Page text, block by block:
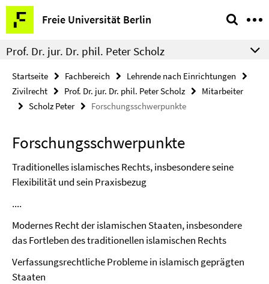
Springe
direkt
zu
Inhalt
Freie Universität Berlin
Service-
Navigation
Prof. Dr. jur. Dr. phil. Peter Scholz
Startseite Fachbereich
Lehrende nach Einrichtungen
Zivilrecht
Prof. Dr. jur. Dr. phil. Peter Scholz
Mitarbeiter
Scholz Peter
Forschungsschwerpunkte
Forschungsschwerpunkte
Traditionelles islamisches Rechts, insbesondere seine
Flexibilität und sein Praxisbezug
....
Modernes Recht der islamischen Staaten, insbesondere
das Fortleben des traditionellen islamischen Rechts
Verfassungsrechtliche Probleme in islamisch geprägten
Staaten